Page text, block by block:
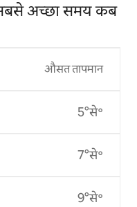
सबसे अच्छा समय कब
औसत तापमान
5°से॰
7°से॰
9°से॰